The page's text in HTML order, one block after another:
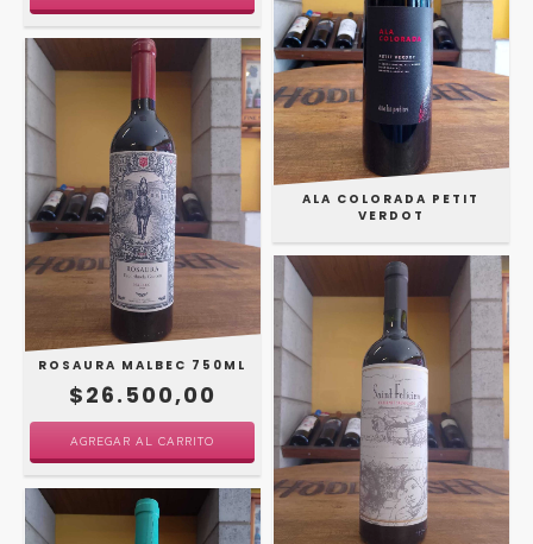
ROSAURA MALBEC 750ML
$26.500,00
ALA COLORADA PETIT
VERDOT